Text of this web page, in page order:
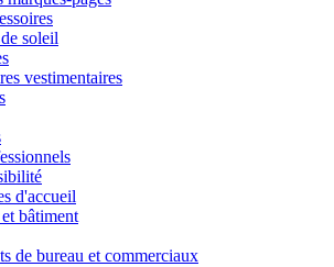
soleil
vestimentaires
d'accueil
bâtiment
de bureau et commerciaux